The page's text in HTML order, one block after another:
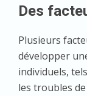
Des
Plusieurs
développer
individuels,
les troubles